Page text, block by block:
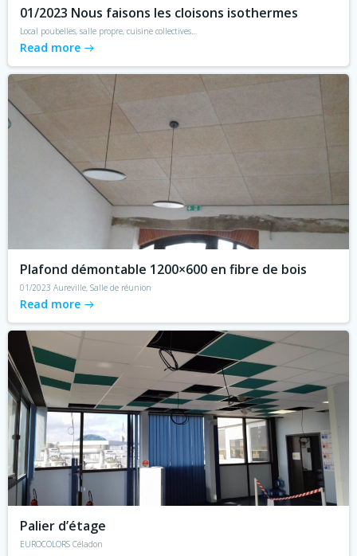
01/2023 Nous faisons les cloisons isothermes
Local poubelles, salle propre, cuisine collectives…
Read more
Plafond démontable 1200×600 en fibre de bois
01/2023 Aureville, Salle de réunion
Read more
Palier d’étage
EUROCOLORS Céladon